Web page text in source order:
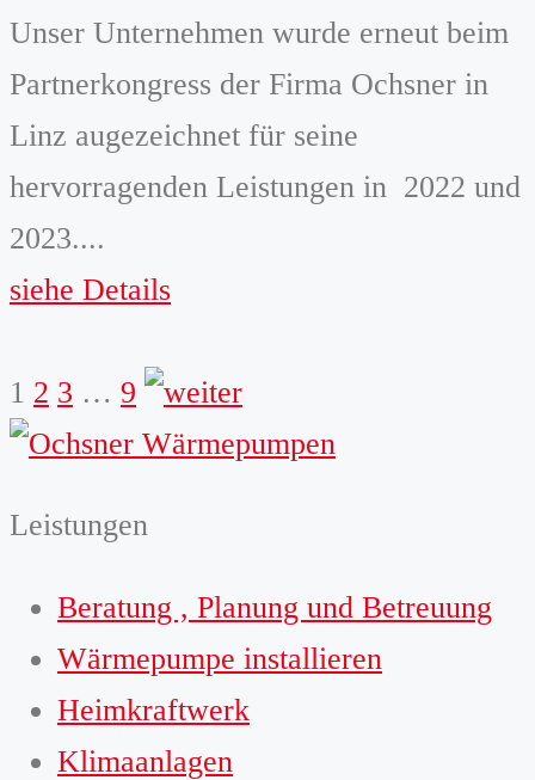
Unser Unternehmen wurde erneut beim
Partnerkongress der Firma Ochsner in
Linz augezeichnet für seine
hervorragenden Leistungen in 2022 und
2023....
siehe Details
1 2 3 … 9 weiter
Leistungen
Beratung , Planung und Betreuung
Wärmepumpe installieren
Heimkraftwerk
Klimaanlagen